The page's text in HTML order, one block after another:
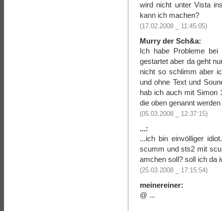
wird nicht unter Vista
kann ich machen?
(17.02.2008 _ 11:45:05)
Murry der Sch&a:
Ich habe Probleme bei
gestartet aber da geht
nicht so schlimm aber
und ohne Text und
hab ich auch mit Simon
die oben genannt
(05.03.2008 _ 12:37:15)
...:
...ich bin einvölliger
scumm und sts2 mit
amchen soll? soll ich da
(25.03.2008 _ 17:15:54)
meinereiner:
@ ...